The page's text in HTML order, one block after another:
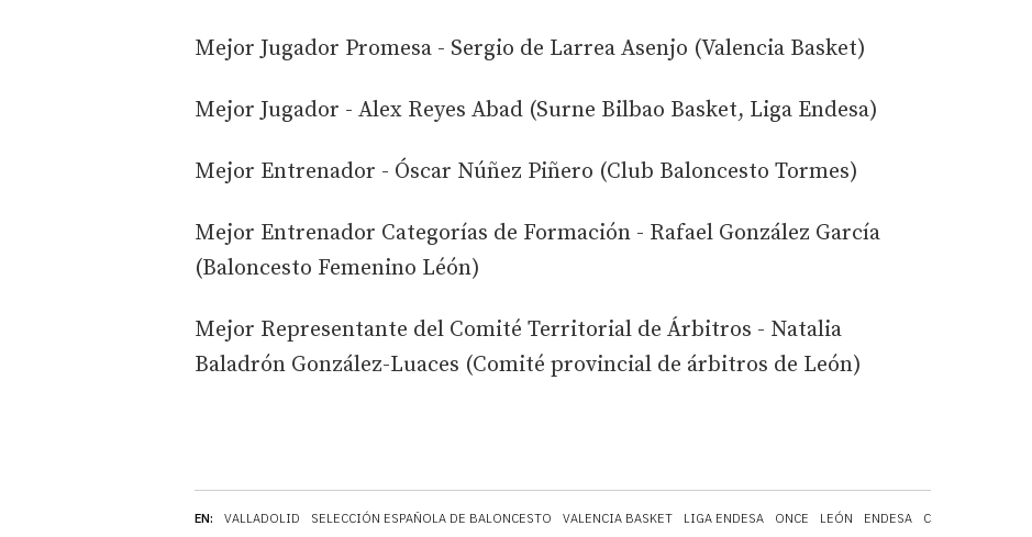
EN: VALLADOLID SELECCIÓN ESPAÑOLA DE BALONCESTO VALENCIA BASKET LIGA ENDESA ONCE LEÓN ENDESA CASTILLA Y LEÓN
Mejor Jugador Promesa - Sergio de Larrea Asenjo (Valencia Basket)
Mejor Jugador - Alex Reyes Abad (Surne Bilbao Basket, Liga Endesa)
Mejor Entrenador - Óscar Núñez Piñero (Club Baloncesto Tormes)
Mejor Entrenador Categorías de Formación - Rafael González García
(Baloncesto Femenino Léón)
Mejor Representante del Comité Territorial de Árbitros - Natalia
Baladrón González-Luaces (Comité provincial de árbitros de León)